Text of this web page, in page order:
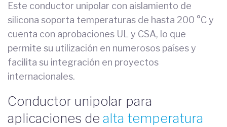
Este conductor unipolar con aislamiento de
silicona soporta temperaturas de hasta 200 °C y
cuenta con aprobaciones UL y CSA, lo que
permite su utilización en numerosos países y
facilita su integración en proyectos
internacionales.
Conductor unipolar para
aplicaciones de alta temperatura